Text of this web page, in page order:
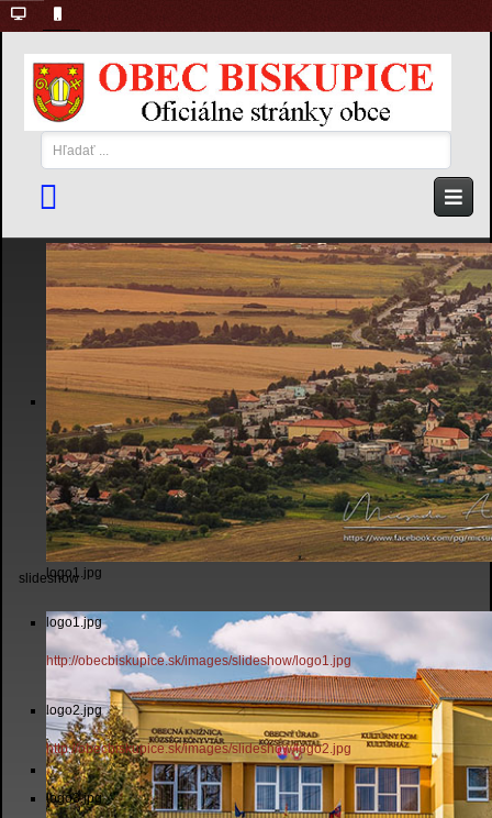
Hľadať
...
logo1.jpg
slideshow
logo1.jpg
http://obecbiskupice.sk/images/slideshow/logo1.jpg
logo2.jpg
http://obecbiskupice.sk/images/slideshow/logo2.jpg
logo3.jpg